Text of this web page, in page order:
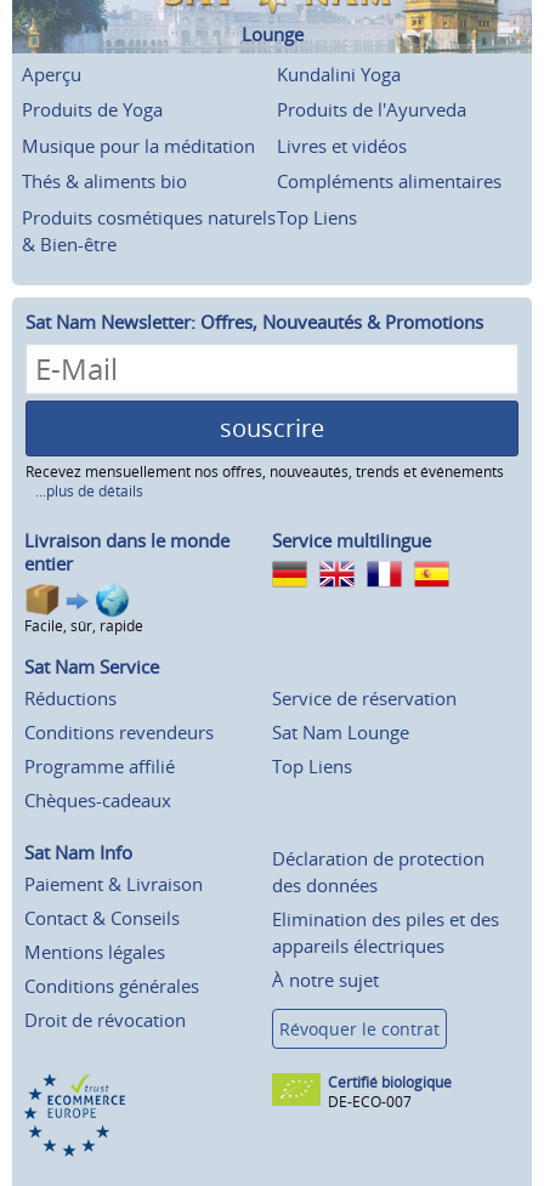
Lounge
Aperçu
Kundalini Yoga
Produits de Yoga
Produits de l'Ayurveda
Musique pour la méditation
Livres et vidéos
Thés & aliments bio
Compléments alimentaires
Produits cosmétiques naturels
& Bien-être
Top Liens
Sat Nam Newsletter: Offres, Nouveautés & Promotions
souscrire
Recevez mensuellement nos offres, nouveautés, trends et événements
...plus de détails
Livraison dans le monde
entier
Facile, sûr, rapide
Service multilingue
Sat Nam Service
Réductions
Conditions revendeurs
Programme affilié
Chèques-cadeaux
Service de réservation
Sat Nam Lounge
Top Liens
Sat Nam Info
Paiement & Livraison
Contact & Conseils
Mentions légales
Conditions générales
Droit de révocation
Déclaration de protection
des données
Elimination des piles et des
appareils électriques
À notre sujet
Révoquer le contrat
Certifié biologique
DE-ECO-007